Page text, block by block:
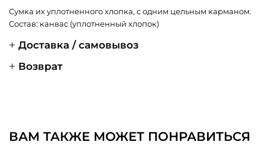
Сумка их уплотненного хлопка, с одним цельным карманом.
Состав: канвас (уплотненный хлопок)
Доставка / самовывоз
Возврат
ВАМ ТАКЖЕ МОЖЕТ ПОНРАВИТЬСЯ